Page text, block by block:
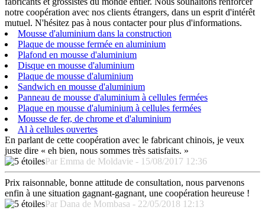
notre coopération avec nos clients étrangers, dans un esprit d'intérêt
mutuel. N'hésitez pas à nous contacter pour plus d'informations.
Mousse d'aluminium dans la construction
Plaque de mousse fermée en aluminium
Plafond en mousse d'aluminium
Disque en mousse d'aluminium
Plaque de mousse d'aluminium
Sandwich en mousse d'aluminium
Panneau de mousse d'aluminium à cellules fermées
Plaque en mousse d'aluminium à cellules fermées
Mousse de fer, de chrome et d'aluminium
Al à cellules ouvertes
En parlant de cette coopération avec le fabricant chinois, je veux
juste dire « eh bien, nous sommes très satisfaits. »
Par Emma de Moldavie - 15/08/2017 12:36
Prix ​​raisonnable, bonne attitude de consultation, nous parvenons
enfin à une situation gagnant-gagnant, une coopération heureuse !
Par Dana de Mombasa - 22/05/2018 12:13